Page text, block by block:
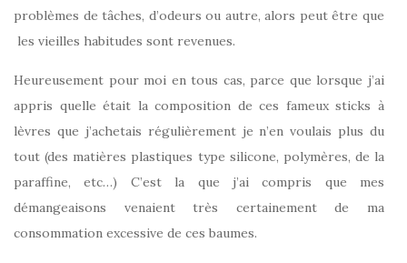
problèmes de tâches, d’odeurs ou autre, alors peut être que
les vieilles habitudes sont revenues.
Heureusement pour moi en tous cas, parce que lorsque j’ai
appris quelle était la composition de ces fameux sticks à
lèvres que j’achetais régulièrement je n’en voulais plus du
tout (des matières plastiques type silicone, polymères, de la
paraffine, etc…) C’est la que j’ai compris que mes
démangeaisons venaient très certainement de ma
consommation excessive de ces baumes.